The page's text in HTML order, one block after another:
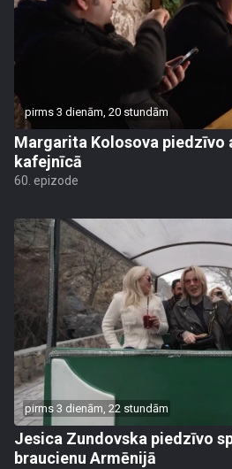
pirms 3 dienām, 20 stundām
Margarita Kolosova piedzīvo
kafejnīcā
60. epizode
pirms 3 dienām, 22 stundām
Jesica Zundovska piedzīvo
braucienu Armēnijā